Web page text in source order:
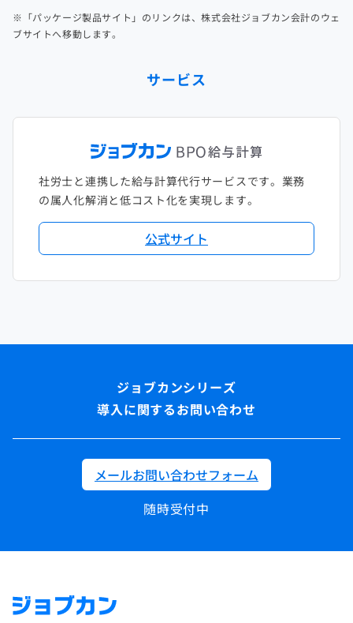
※「パッケージ製品サイト」のリンクは、株式会社ジョブカン会計のウェ
ブサイトへ移動します。
サービス
社労士と連携した給与計算代行サービスです。業務
の属人化解消と低コスト化を実現します。
公式サイト
導入に関するお問い合わせ
メールお問い合わせフォーム
随時受付中